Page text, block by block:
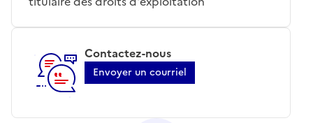
Contactez-nous
Envoyer un courriel